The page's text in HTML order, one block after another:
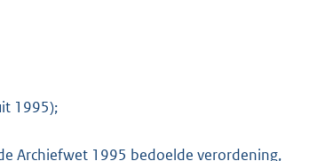
1995);
Archiefwet 1995 bedoelde verordening,